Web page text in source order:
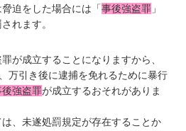
迫をした場合には「事後強盗罪 」
れます。
が成立することになりますから、
万引き後に逮捕を免れるために暴行
後強盗罪が成立するおそれがありま
は、未遂処罰規定が存在することか